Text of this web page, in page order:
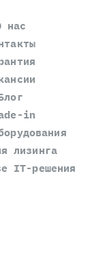
нас
in
лизинга
IT-решения